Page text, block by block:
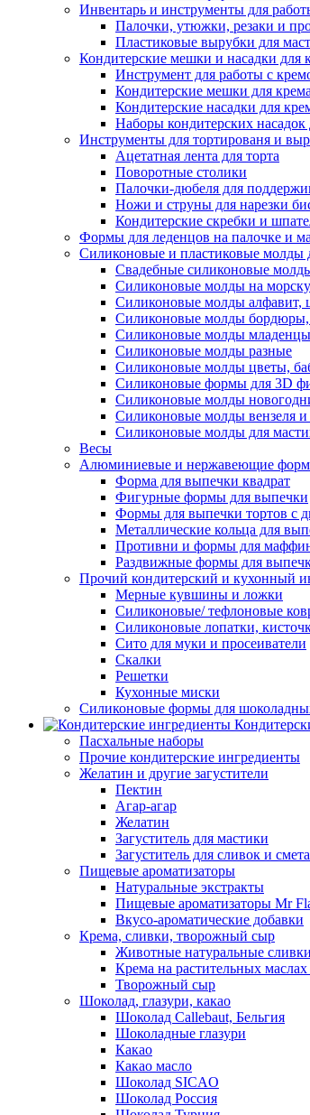
Инвентарь и инструменты для
Палочки, утюжки, резаки и
Пластиковые вырубки для
Кондитерские мешки и насадки для
Инструмент для работы с
Кондитерские мешки для крема
Кондитерские насадки для
Наборы кондитерских насадок
Инструменты для тортированя и
Ацетатная лента для торта
Поворотные столики
Палочки-дюбеля для
Ножи и струны для нарезки
Кондитерские скребки и
Формы для леденцов на палочке и
Силиконовые и пластиковые молды
Свадебные силиконовые
Силиконовые молды на
Силиконовые молды алфавит,
Силиконовые молды
Силиконовые молды
Силиконовые молды разные
Силиконовые молды цветы,
Силиконовые формы для 3D
Силиконовые молды
Силиконовые молды вензеля и
Силиконовые молды для
Весы
Алюминиевые и нержавеющие
Форма для выпечки квадрат
Фигурные формы для выпечки
Формы для выпечки тортов с
Металлические кольца для
Противни и формы для
Раздвижные формы для
Прочий кондитерский и кухонный
Мерные кувшины и ложки
Силиконовые/ тефлоновые
Силиконовые лопатки,
Сито для муки и просеиватели
Скалки
Решетки
Кухонные миски
Силиконовые формы для
Пасхальные наборы
Прочие кондитерские ингредиенты
Желатин и другие загустители
Пектин
Агар-агар
Желатин
Загуститель для мастики
Загуститель для сливок и
Пищевые ароматизаторы
Натуральные экстракты
Пищевые ароматизаторы Mr
Вкусо-ароматические добавки
Крема, сливки, творожный сыр
Животные натуральные сливки
Крема на растительных
Творожный сыр
Шоколад, глазури, какао
Шоколад Callebaut, Бельгия
Шоколадные глазури
Какао
Какао масло
Шоколад SICAO
Шоколад Россия